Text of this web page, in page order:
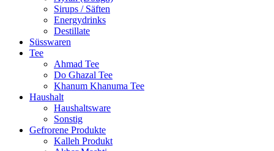
Sirups / Säften
Energydrinks
Destillate
Süsswaren
Tee
Ahmad Tee
Do Ghazal Tee
Khanum Khanuma Tee
Haushalt
Haushaltsware
Sonstig
Gefrorene Produkte
Kalleh Produkt